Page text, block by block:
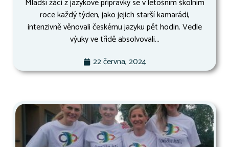
Mladší žáci z jazykové přípravky se v letošním školním
roce každý týden, jako jejich starší kamarádi,
intenzivně věnovali českému jazyku pět hodin. Vedle
výuky ve třídě absolvovali...
22 června, 2024